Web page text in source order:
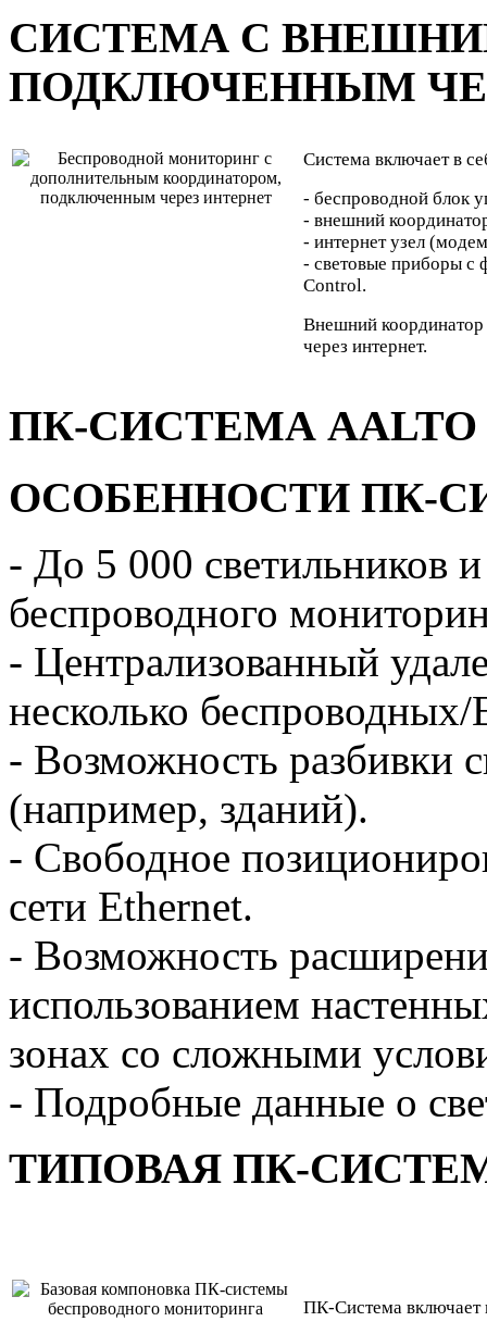
СИСТЕМА С
ПОДКЛЮЧЕННЫМ
Система включает в
- беспроводной блок
- внешний
- интернет узел
- световые приборы с
Control.
Внешний координатор
через интернет.
ПК-СИСТЕМА AALTO
ОСОБЕННОСТИ ПК-
- До 5 000 светильников
беспроводного
- Централизованный
несколько
- Возможность разбивки
(например, зданий).
- Свободное
сети Ethernet.
- Возможность
использованием
зонах со сложными
- Подробные данные о
ТИПОВАЯ ПК-
ПК-Система включает